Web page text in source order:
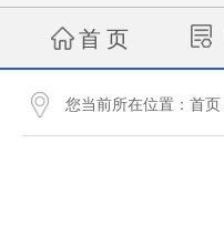
首 页
您当前所在位置： 首页